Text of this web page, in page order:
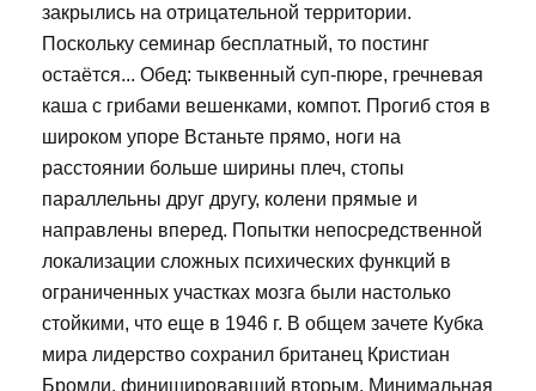
закрылись на отрицательной территории.
Поскольку семинар бесплатный, то постинг
остаётся... Обед: тыквенный суп-пюре, гречневая
каша с грибами вешенками, компот. Прогиб стоя в
широком упоре Встаньте прямо, ноги на
расстоянии больше ширины плеч, стопы
параллельны друг другу, колени прямые и
направлены вперед. Попытки непосредственной
локализации сложных психических функций в
ограниченных участках мозга были настолько
стойкими, что еще в 1946 г. В общем зачете Кубка
мира лидерство сохранил британец Кристиан
Бромли, финишировавший вторым. Минимальная